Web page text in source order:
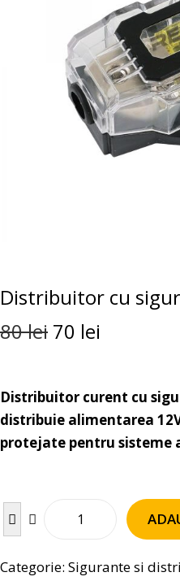
Distribuitor cu
80lei 70 lei
Distribuitor curent cu
distribuie alimentarea
protejate pentru sisteme
Categorie: Sigurante si